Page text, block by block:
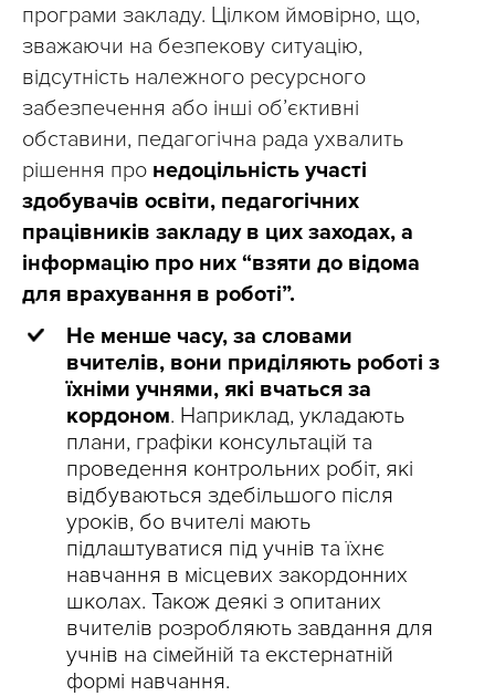
програми закладу. Цілком ймовірно, що,
зважаючи на безпекову ситуацію,
відсутність належного ресурсного
забезпечення або інші об’єктивні
обставини, педагогічна рада ухвалить
рішення про недоцільність участі
здобувачів освіти, педагогічних
працівників закладу в цих заходах, а
інформацію про них “взяти до відома
для врахування в роботі”.
Не менше часу, за словами
вчителів, вони приділяють роботі з
їхніми учнями, які вчаться за
кордоном. Наприклад, укладають
плани, графіки консультацій та
проведення контрольних робіт, які
відбуваються здебільшого після
уроків, бо вчителі мають
підлаштуватися під учнів та їхнє
навчання в місцевих закордонних
школах. Також деякі з опитаних
вчителів розробляють завдання для
учнів на сімейній та екстернатній
формі навчання.